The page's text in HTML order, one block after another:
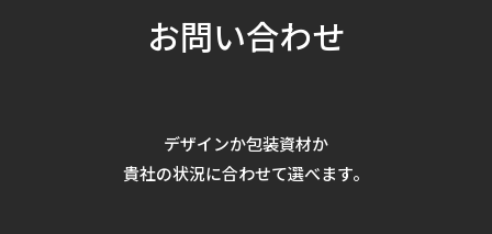
お問い合わせ
デザインか包装資材か
貴社の状況に合わせて選べます。